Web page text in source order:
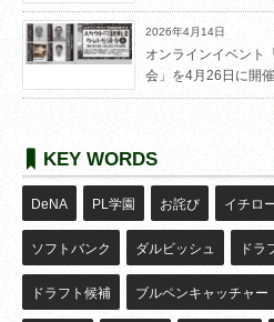
2026年4月14日
オンラインイベント
会」を4月26日に開
KEY WORDS
DeNA PL学園 お詫び イチロ
ソフトバンク ダルビッシュ ドラ
ドラフト候補 ブルペンキャッチャー